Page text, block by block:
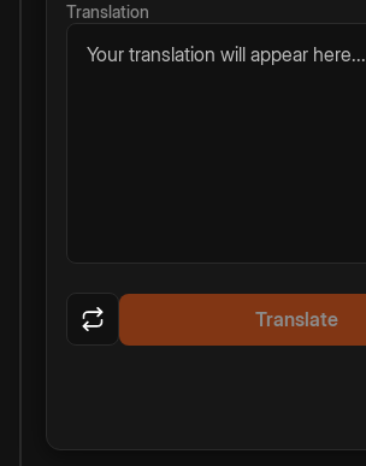
Translation
Your translation will appear here...
Translate